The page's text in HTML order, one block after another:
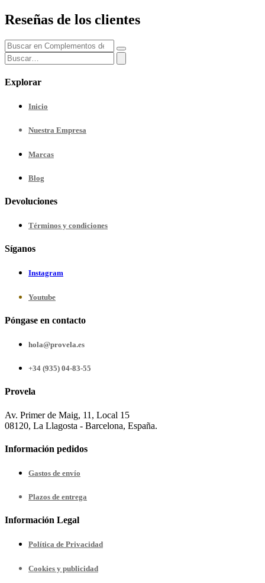
Reseñas de los clientes
Explorar
Inicio
Nuestra Empresa
Marcas
Blog
Devoluciones
Términos y condiciones
Síganos
Instagram
Youtube
Póngase en contacto
hola@provela.es
+34 (935) 04-83-55
Provela
Av. Primer de Maig, 11, Local 15
08120, La Llagosta - Barcelona, España.
Información pedidos
Gastos de envío
Plazos de entrega
Información Legal
Política de Privacidad
Cookies y publicidad